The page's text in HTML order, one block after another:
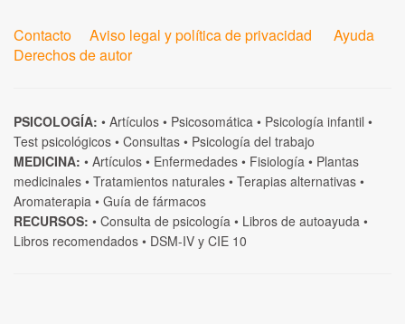
Contacto Aviso legal y política de privacidad
Ayuda
Derechos de autor
PSICOLOGÍA: • Artículos • Psicosomática • Psicología infantil •
Test psicológicos • Consultas • Psicología del trabajo
MEDICINA: • Artículos • Enfermedades • Fisiología • Plantas
medicinales • Tratamientos naturales • Terapias alternativas •
Aromaterapia • Guía de fármacos
RECURSOS: • Consulta de psicología • Libros de autoayuda •
Libros recomendados • DSM-IV y CIE 10